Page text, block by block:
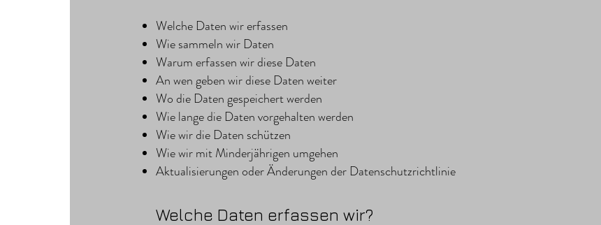
Welche Daten wir erfassen
Wie sammeln wir Daten
Warum erfassen wir diese Daten
An wen geben wir diese Daten weiter
Wo die Daten gespeichert werden
Wie lange die Daten vorgehalten werden
Wie wir die Daten schützen
Wie wir mit Minderjährigen umgehen
Aktualisierungen oder Änderungen der Datenschutzrichtlinie
Welche Daten erfassen wir?